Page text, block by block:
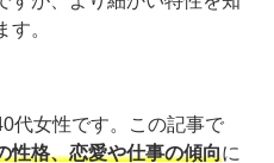
す。
代女性です。この記事で
性格、恋愛や仕事の傾向に